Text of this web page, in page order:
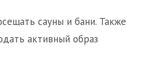
сауны и бани. Также
активный образ